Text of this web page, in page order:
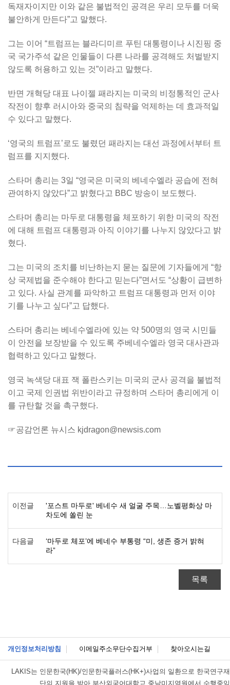
독재자이지만 이와 같은 불법적인 공격은 우리 모두를 더욱
불안하게 만든다”고 말했다.
그는 이어 “트럼프는 블라디미르 푸틴 대통령이나 시진핑 중
국 국가주석 같은 인물들이 다른 나라를 공격해도 처벌받지
않도록 허용하고 있는 것”이라고 말했다.
반면 개혁당 대표 나이젤 패라지는 미국의 비정통적인 군사
작전이 향후 러시아와 중국의 침략을 억제하는 데 효과적일
수 있다고 말했다.
‘영국의 트럼프’로도 불렸던 패라지는 대선 과정에서부터 트
럼프를 지지했다.
스타머 총리는 3일 “영국은 미국의 베네수엘라 공습에 전혀
관여하지 않았다”고 밝혔다고 BBC 방송이 보도했다.
스타머 총리는 마두로 대통령을 체포하기 위한 미국의 작전
에 대해 트럼프 대통령과 아직 이야기를 나누지 않았다고 밝
혔다.
그는 미국의 조치를 비난하는지 묻는 질문에 기자들에게 “항
상 국제법을 준수해야 한다고 믿는다”면서도 “상황이 급변하
고 있다. 사실 관계를 파악하고 트럼프 대통령과 먼저 이야
기를 나누고 싶다”고 답했다.
스타머 총리는 베네수엘라에 있는 약 500명의 영국 시민들
이 안전을 보장받을 수 있도록 주베네수엘라 영국 대사관과
협력하고 있다고 말했다.
영국 녹색당 대표 잭 폴란스키는 미국의 군사 공격을 불법적
이고 국제 인권법 위반이라고 규정하며 스타머 총리에게 이
를 규탄할 것을 촉구했다.
☞공감언론 뉴시스 kjdragon@newsis.com
이전글
'포스트 마두로' 베네수 새 얼굴 주목…노벨평화상 마
차도에 쏠린 눈
다음글
‘마두로 체포’에 베네수 부통령 “미, 생존 증거 밝혀
라”
목록
개인정보처리방침 이메일주소무단수집거부 찾아오시는길
LAKIS는 인문한국(HK)/인문한국플러스(HK+)사업의 일환으로 한국연구재
단의 지원을 받아 부산외국어대학교 중남미지역원에서 수행중임